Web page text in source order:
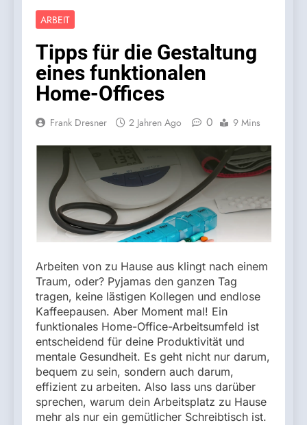
ARBEIT
Tipps für die Gestaltung
eines funktionalen
Home-Offices
Frank Dresner 2 Jahren Ago 0 9 Mins
Arbeiten von zu Hause aus klingt nach einem
Traum, oder? Pyjamas den ganzen Tag
tragen, keine lästigen Kollegen und endlose
Kaffeepausen. Aber Moment mal! Ein
funktionales Home-Office-Arbeitsumfeld ist
entscheidend für deine Produktivität und
mentale Gesundheit. Es geht nicht nur darum,
bequem zu sein, sondern auch darum,
effizient zu arbeiten. Also lass uns darüber
sprechen, warum dein Arbeitsplatz zu Hause
mehr als nur ein gemütlicher Schreibtisch ist.